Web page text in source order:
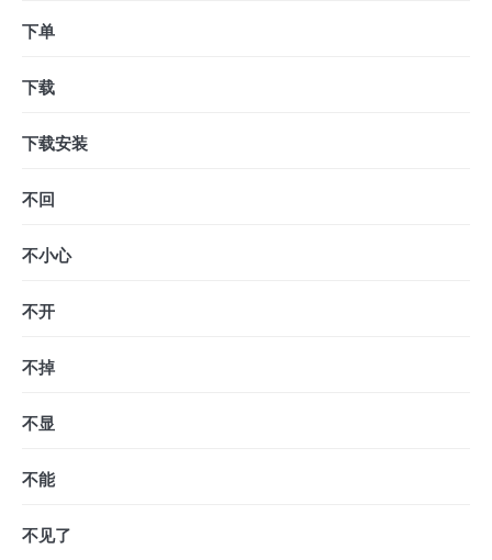
下单
下载
下载安装
不回
不小心
不开
不掉
不显
不能
不见了